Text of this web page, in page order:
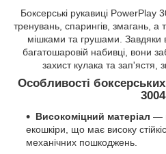
Боксерські рукавиці PowerPlay
тренувань, спарингів, змагань, а
мішками та грушами. Завдяки
багатошаровій набивці, вони
захист кулака та зап'ястя,
Особливості
3004
Високоміцний матеріал —
екошкіри, що має високу
механічних пошкоджень.